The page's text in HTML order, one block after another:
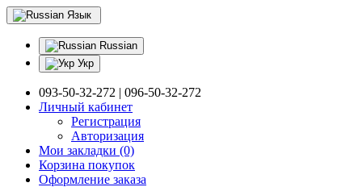
Язык
Russian
Укр
093-50-32-272 | 096-50-32-272
Личный кабинет
Регистрация
Авторизация
Мои закладки (0)
Корзина покупок
Оформление заказа